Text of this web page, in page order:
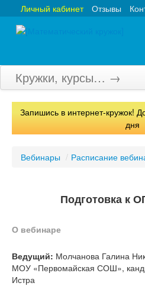
Отзывы
Личный кабинет
Кружки, курсы… →
Главная
Тесты
Запишись в интернет-кружок!
дня
Вебинары / Расписание
Подготовка к
О вебинаре
Ведущий: Молчанова Галина
МОУ «Первомайская СОШ»,
Истра